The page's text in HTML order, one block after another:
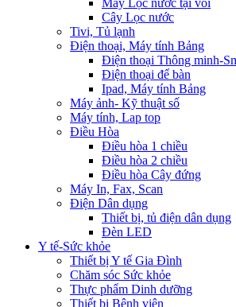
Cây Lọc nước
Tivi, Tủ lạnh
Điện thoại, Máy tính Bảng
Điện thoại Thông minh-
Điện thoại để bàn
Ipad, Máy tính Bảng
Máy ảnh- Kỹ thuật số
Máy tính, Lap top
Điều Hòa
Điều hòa 1 chiều
Điều hòa 2 chiều
Điều hòa Cây đứng
Máy In, Fax, Scan
Điện Dân dụng
Thiết bị, tủ điện dân dụng
Đèn LED
Y tế-Sức khỏe
Thiết bị Y tế Gia Đình
Chăm sóc Sức khỏe
Thực phẩm Dinh dưỡng
Thiết bị Bệnh viện